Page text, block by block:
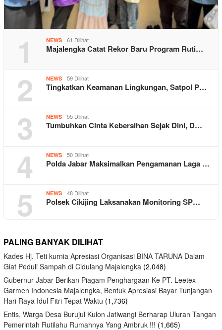
1 NEWS 61 Dilihat
Majalengka Catat Rekor Baru Program Ruti…
2 NEWS 59 Dilihat
Tingkatkan Keamanan Lingkungan, Satpol P…
3 NEWS 55 Dilihat
Tumbuhkan Cinta Kebersihan Sejak Dini, D…
4 NEWS 50 Dilihat
Polda Jabar Maksimalkan Pengamanan Laga …
5 NEWS 48 Dilihat
Polsek Cikijing Laksanakan Monitoring SP…
PALING BANYAK DILIHAT
Kades Hj. Teti kurnia Apresiasi Organisasi BINA TARUNA Dalam
Giat Peduli Sampah di Cidulang Majalengka (2,048)
Gubernur Jabar Berikan Piagam Penghargaan Ke PT. Leetex
Garmen Indonesia Majalengka, Bentuk Apresiasi Bayar Tunjangan
Hari Raya Idul Fitri Tepat Waktu (1,736)
Entis, Warga Desa Burujul Kulon Jatiwangi Berharap Uluran Tangan
Pemerintah Rutilahu Rumahnya Yang Ambruk !!! (1,665)